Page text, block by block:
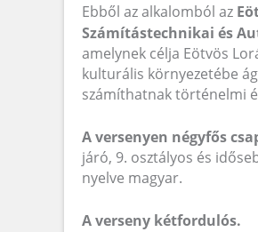
Ebből az alkalomból az
Számítástechnikai és
amelynek célja Eötvös
kulturális környezetébe
számíthatnak történelmi
A versenyen négyfős
járó, 9. osztályos és
nyelve magyar.
A verseny kétfordulós.